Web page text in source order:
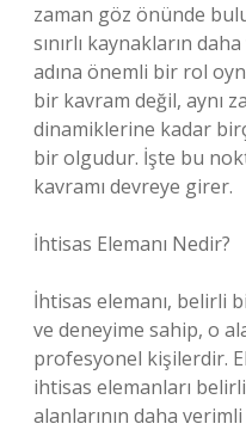
zaman göz önünde
sınırlı kaynakların
adına önemli bir rol
bir kavram değil, aynı
dinamiklerine kadar
bir olgudur. İşte bu
kavramı devreye girer.
İhtisas Elemanı Nedir?
İhtisas elemanı, belirli
ve deneyime sahip, o
profesyonel kişilerdir.
ihtisas elemanları
alanlarının daha